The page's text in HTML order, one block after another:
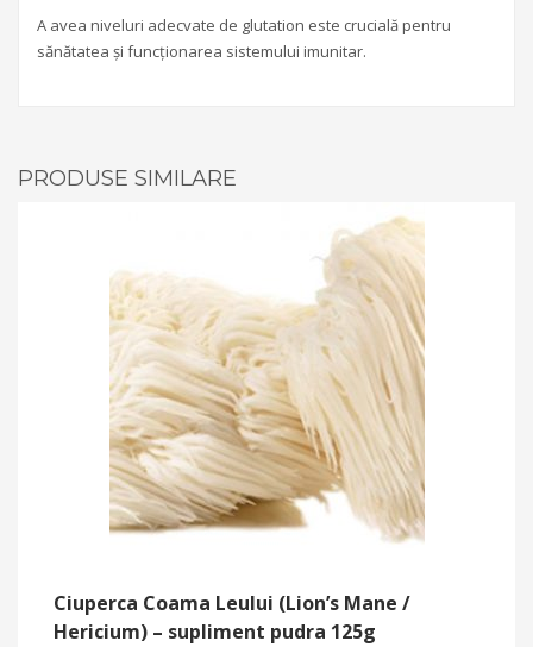
A avea niveluri adecvate de glutation este crucială pentru
sănătatea și funcționarea sistemului imunitar.
PRODUSE SIMILARE
Ciuperca Coama Leului (Lion’s Mane /
Hericium) – supliment pudra 125g